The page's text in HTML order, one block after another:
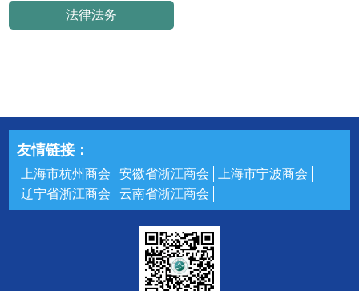
法律法务
友情链接：
上海市杭州商会 安徽省浙江商会
上海市宁波商会
辽宁省浙江商会
云南省浙江商会